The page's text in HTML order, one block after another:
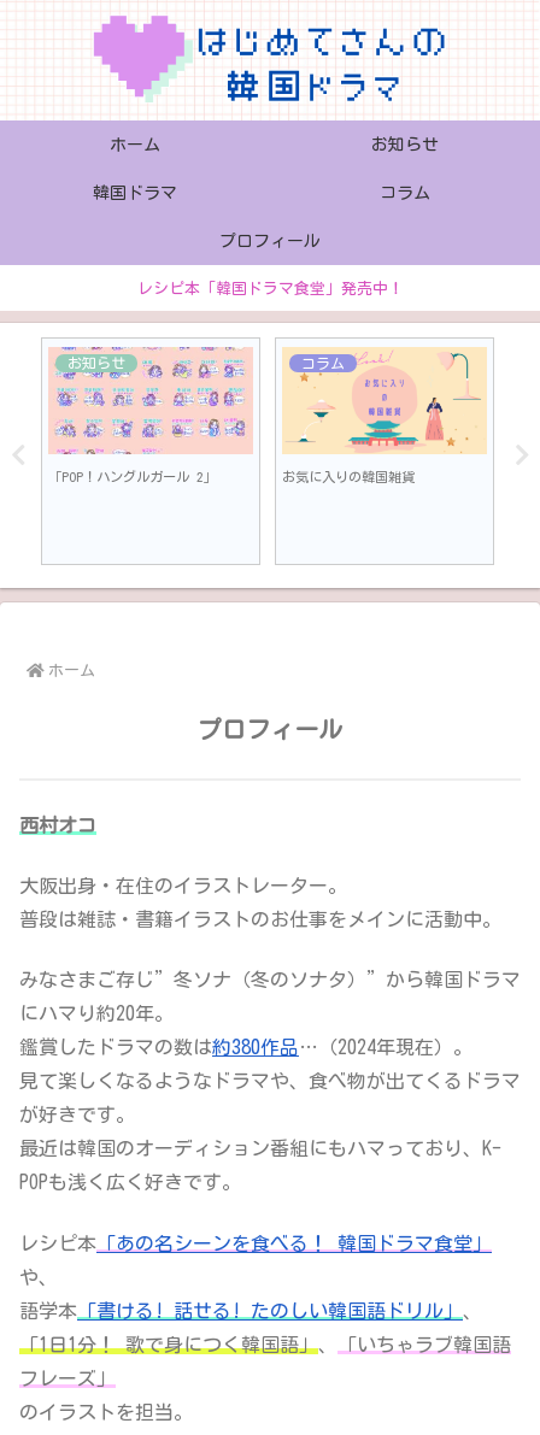
ホーム お知らせ
韓国ドラマ コラム
プロフィール
レシピ本「韓国ドラマ食堂」発売中！
お知らせ
「POP！ハングルガール 2」
コラム
お気に入りの韓国雑貨
ホーム
プロフィール
西村オコ
大阪出身・在住のイラストレーター。
普段は雑誌・書籍イラストのお仕事をメインに活動中。
みなさまご存じ”冬ソナ（冬のソナタ）”から韓国ドラマ
にハマり約20年。
鑑賞したドラマの数は約380作品…（2024年現在）。
見て楽しくなるようなドラマや、食べ物が出てくるドラマ
が好きです。
最近は韓国のオーディション番組にもハマっており、K-
POPも浅く広く好きです。
レシピ本 「あの名シーンを食べる！ 韓国ドラマ食堂」
や、
語学本 「書ける! 話せる! たのしい韓国語ドリル」 、
「1日1分！ 歌で身につく韓国語」、
「いちゃラブ韓国語
フレーズ」
のイラストを担当。